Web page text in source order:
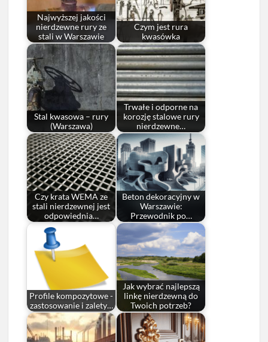
Najwyższej jakości
nierdzewne rury ze
stali w Warszawie
Czym jest rura
kwasówka
Stal kwasowa – rury
(Warszawa)
Trwałe i odporne na
korozję stalowe rury
nierdzewne…
Czy krata WEMA ze
stali nierdzewnej jest
odpowiednia…
Beton dekoracyjny w
Warszawie:
Przewodnik po…
Profile kompozytowe -
zastosowanie i zalety…
Jak wybrać najlepszą
linkę nierdzewną do
Twoich potrzeb?